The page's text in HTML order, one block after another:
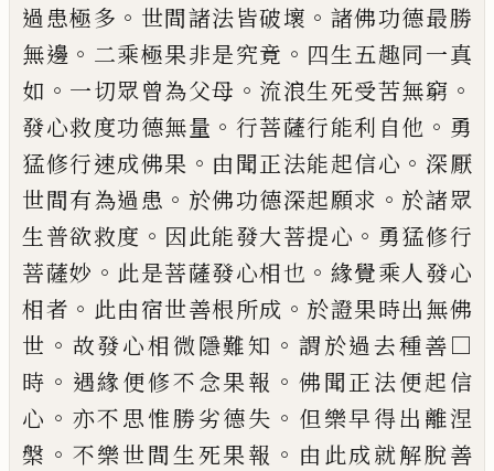
過患極多 。 世間諸法皆破壞 。 諸佛功德最勝
無邊 。 二乘極果非是究竟 。 四生五趣同一真
如 。 一切眾曾為父母 。 流浪生死受苦無窮 。
發心救度功德無量 。 行菩薩行能利自他 。 勇
猛修行速成佛果 。 由聞正法能起信心 。 深厭
世間有為過患 。 於佛功德深起願求 。 於諸眾
生普欲救度 。 因此能發大菩提心 。 勇猛修行
菩薩妙 。 此是菩薩發心相也 。 緣覺乘人發心
相者 。 此由宿世善根所成 。 於證果時出無佛
世 。 故發心相微隱難知 。 謂於過去種善□
時 。 遇緣便修不念果報 。 佛聞正法便起信
心 。 亦不思惟勝劣德失 。 但樂早得出離涅
槃 。 不樂世間生死果報 。 由此成就解脫善